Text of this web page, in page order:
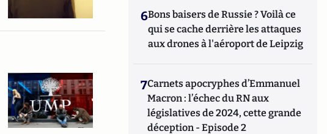
6Bons baisers de Russie ? Voilà ce
qui se cache derrière les attaques
aux drones à l'aéroport de Leipzig
7Carnets apocryphes d’Emmanuel
Macron : l’échec du RN aux
législatives de 2024, cette grande
déception - Episode 2